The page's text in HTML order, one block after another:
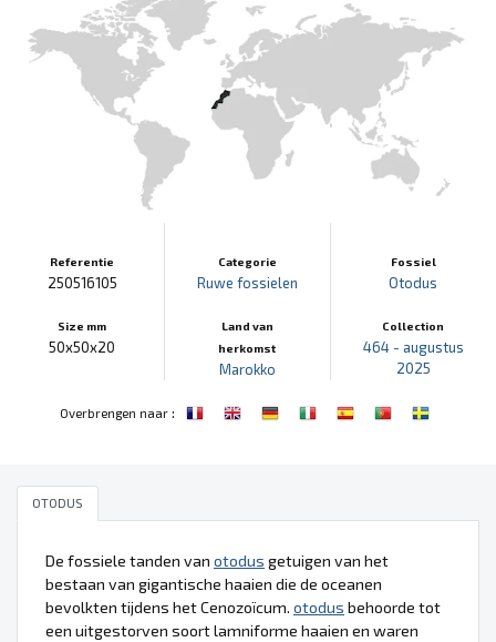
Referentie
250516105
Size mm
50x50x20
Categorie
Ruwe fossielen
Land van
herkomst
Marokko
Fossiel
Otodus
Collection
464 - augustus
2025
Overbrengen naar:
OTODUS
De fossiele tanden van otodus getuigen van het
bestaan van gigantische haaien die de oceanen
bevolkten tijdens het Cenozoïcum. otodus behoorde tot
een uitgestorven soort lamniforme haaien en waren